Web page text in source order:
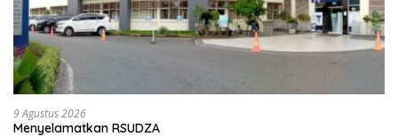
9 Agustus 2026
Menyelamatkan RSUDZA